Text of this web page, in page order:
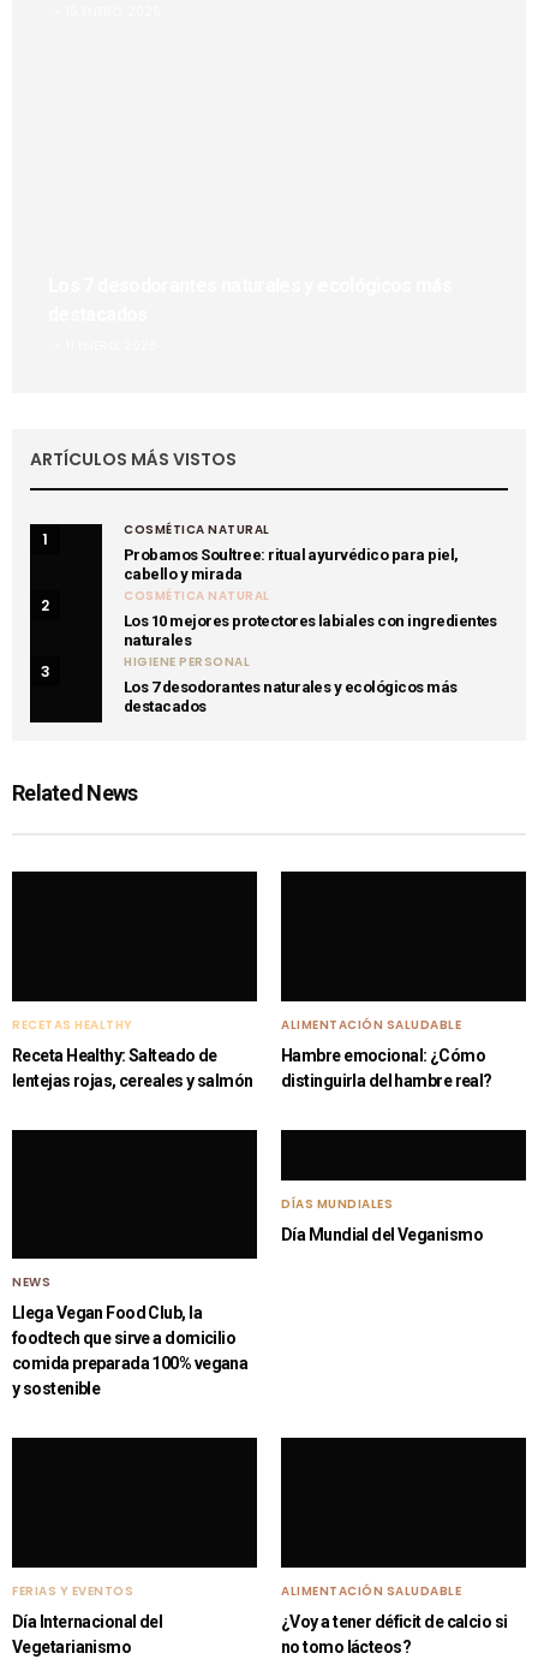
ARTÍCULOS MÁS VISTOS
1
COSMÉTICA NATURAL
Probamos Soultree: ritual ayurvédico para piel,
cabello y mirada
2
COSMÉTICA NATURAL
Los 10 mejores protectores labiales con ingredientes
naturales
3
HIGIENE PERSONAL
Los 7 desodorantes naturales y ecológicos más
destacados
Related News
RECETAS HEALTHY
Receta Healthy: Salteado de
lentejas rojas, cereales y salmón
ALIMENTACIÓN SALUDABLE
Hambre emocional: ¿Cómo
distinguirla del hambre real?
NEWS
Llega Vegan Food Club, la
foodtech que sirve a domicilio
comida preparada 100% vegana
y sostenible
DÍAS MUNDIALES
Día Mundial del Veganismo
FERIAS Y EVENTOS
Día Internacional del
Vegetarianismo
ALIMENTACIÓN SALUDABLE
¿Voy a tener déficit de calcio si
no tomo lácteos?